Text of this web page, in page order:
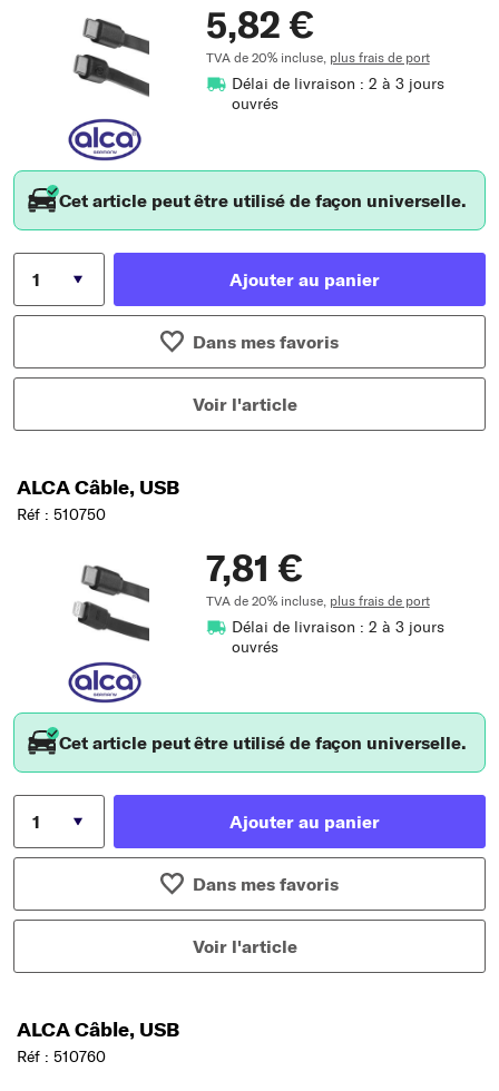
5,82 €
TVA de 20% incluse, plus frais de port
Délai de livraison : 2 à 3 jours
ouvrés
Cet article peut être utilisé de façon universelle.
Ajouter au panier
Dans mes favoris
Voir l'article
ALCA Câble, USB
Réf : 510750
7,81 €
TVA de 20% incluse, plus frais de port
Délai de livraison : 2 à 3 jours
ouvrés
Cet article peut être utilisé de façon universelle.
Ajouter au panier
Dans mes favoris
Voir l'article
ALCA Câble, USB
Réf : 510760